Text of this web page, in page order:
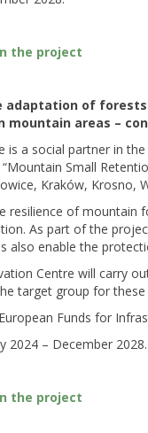
the project
adaptation of
areas –
is a social partner in
Small
Kraków, Krosno,
resilience of mountain
As part of the
also enable the
Centre will carry
target group for
Funds for
2024 – December 2028.
the project